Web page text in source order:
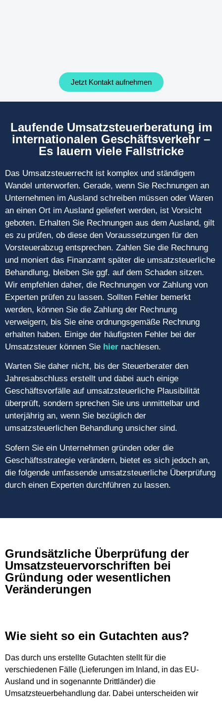
Jetzt Kontakt aufnehmen
Laufende Umsatzsteuerberatung im
internationalen Geschäftsverkehr –
Es lauern viele Fallstricke
Das Umsatzsteuerrecht ist komplex und ständigem
Wandel unterworfen. Gerade, wenn Sie Rechnungen an
Unternehmen im Ausland schreiben müssen oder Waren
an einen Ort im Ausland geliefert werden, ist Vorsicht
geboten. Erhalten Sie Rechnungen aus dem Ausland, gilt
es zu prüfen, ob diese den Voraussetzungen für den
Vorsteuerabzug entsprechen. Zahlen Sie die Rechnung
und moniert das Finanzamt später die umsatzsteuerliche
Behandlung, bleiben Sie ggf. auf dem Schaden sitzen.
Wir empfehlen daher, die Rechnungen vor Zahlung von
Experten prüfen zu lassen. Sollten Fehler bemerkt
werden, können Sie die Zahlung der Rechnung
verweigern, bis Sie eine ordnungsgemäße Rechnung
erhalten haben. Einige der häufigsten Fehler bei der
Umsatzsteuer können Sie hier nachlesen.
Warten Sie daher nicht, bis der Steuerberater den
Jahresabschluss erstellt und dabei auch einige
Geschäftsvorfälle auf umsatzsteuerliche Plausibilität
überprüft, sondern sprechen Sie uns unmittelbar und
unterjährig an, wenn Sie bezüglich der
umsatzsteuerlichen Behandlung unsicher sind.
Sofern Sie ein Unternehmen gründen oder die
Geschäftsstrategie verändern, bietet es sich jedoch an,
die folgende umfassende umsatzsteuerliche Überprüfung
durch einen Experten durchführen zu lassen.
Grundsätzliche Überprüfung der
Umsatzsteuervorschriften bei
Gründung oder wesentlichen
Veränderungen
Wie sieht so ein Gutachten aus?
Das durch uns erstellte Gutachten stellt für die
verschiedenen Fälle (Lieferungen im Inland, in das EU-
Ausland und in sogenannte Drittländer) die
Umsatzsteuerbehandlung dar. Dabei unterscheiden wir